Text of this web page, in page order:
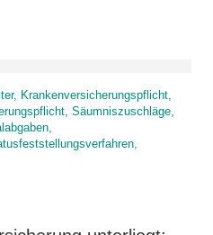
Krankenversicherungspflicht,
Säumniszuschläge,